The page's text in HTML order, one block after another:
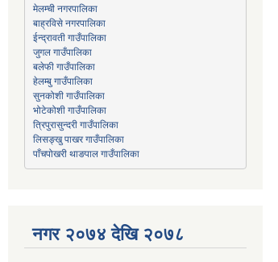
मेलम्ची नगरपालिका
बाह्रविसे नगरपालिका
ईन्द्रावती गाउँपालिका
जुगल गाउँपालिका
बलेफी गाउँपालिका
हेलम्बु गाउँपालिका
सुनकोशी गाउँपालिका
भोटेकोशी गाउँपालिका
त्रिपुरासुन्दरी गाउँपालिका
लिसङ्खु पाखर गाउँपालिका
पाँचपोखरी थाङपाल गाउँपालिका
नगर २०७४ देखि २०७८